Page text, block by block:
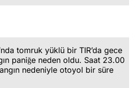
tomruk yüklü bir TIR’da gece
paniğe neden oldu. Saat 23.00
nedeniyle otoyol bir süre